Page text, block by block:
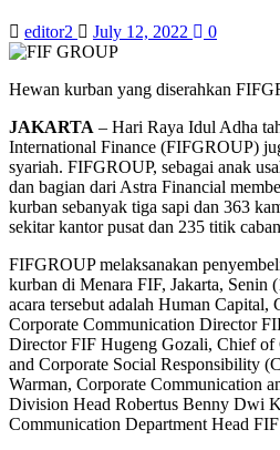
editor2 July 12, 2022 0
Hewan kurban yang diserahkan
JAKARTA – Hari Raya Idul Adha
International Finance (FIFGROUP)
syariah. FIFGROUP, sebagai anak
dan bagian dari Astra Financial
kurban sebanyak tiga sapi dan 363
sekitar kantor pusat dan 235 titik
FIFGROUP melaksanakan
kurban di Menara FIF, Jakarta, Senin
acara tersebut adalah Human Capital,
Corporate Communication Director
Director FIF Hugeng Gozali, Chief of
and Corporate Social Responsibility
Warman, Corporate Communication
Division Head Robertus Benny Dwi
Communication Department Head